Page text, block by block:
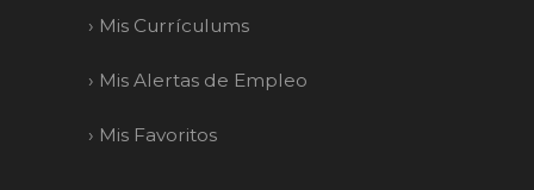
› Mis Currículums
› Mis Alertas de Empleo
› Mis Favoritos